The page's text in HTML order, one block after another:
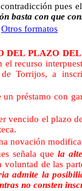
pues
basta con que
Otros formatos
DEL PLAZO DEL
recurso
Torrijos, a
préstamo con
vencido el plazo
novación
señala que la
voluntad de las
admite la
no consten